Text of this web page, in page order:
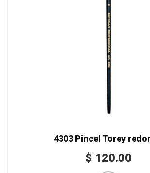
4303 Pincel Torey
$ 120.00